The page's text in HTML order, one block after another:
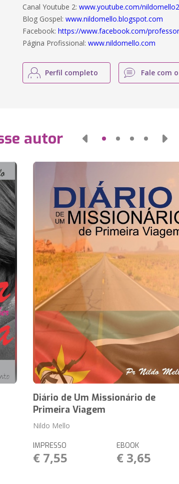
Canal Youtube 2:www.youtube.com/
Blog Gospel:www.nildomello.blogspot.com
Facebook:https://www.facebook.com/
Página Profissional:www.nildomello.com
Perfil completo Fale com
autor
Diário de Um Missionário de
Primeira Viagem
Nildo Mello
IMPRESSO
€ 7,55
EBOOK
€ 3,65